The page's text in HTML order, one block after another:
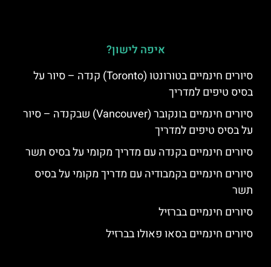
איפה לישון?
סיורים חינמיים בטורונטו (Toronto) קנדה – סיור על
בסיס טיפים למדריך
סיורים חינמיים בונקובר (Vancouver) שבקנדה – סיור
על בסיס טיפים למדריך
סיורים חינמיים בקנדה עם מדריך מקומי על בסיס תשר
סיורים חינמיים בקמבודיה עם מדריך מקומי על בסיס
תשר
סיורים חינמיים בברזיל
סיורים חינמיים בסאו פאולו בברזיל